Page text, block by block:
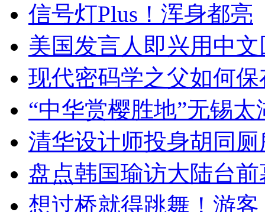
信号灯Plus！浑身都亮
美国发言人即兴用中
现代密码学之父如何
“中华赏樱胜地”无锡
清华设计师投身胡同
盘点韩国瑜访大陆台
想过桥就得跳舞！游客